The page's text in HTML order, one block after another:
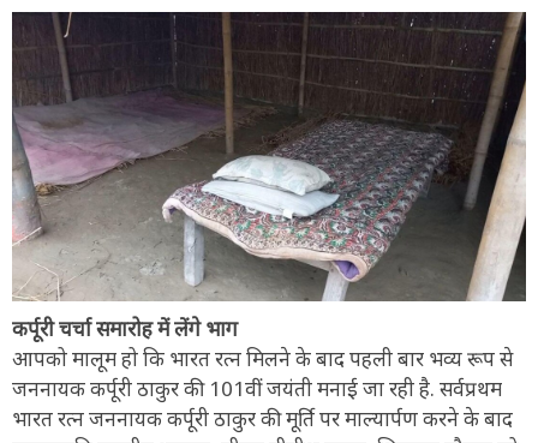
कर्पूरी चर्चा समारोह में लेंगे भाग
आपको मालूम हो कि भारत रत्न मिलने के बाद पहली बार भव्य रूप से
जननायक कर्पूरी ठाकुर की 101वीं जयंती मनाई जा रही है. सर्वप्रथम
भारत रत्न जननायक कर्पूरी ठाकुर की मूर्ति पर माल्यार्पण करने के बाद